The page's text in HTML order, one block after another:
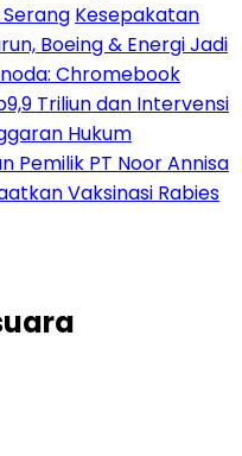
Kesepakatan
Boeing & Energi Jadi
Chromebook
Triliun dan Intervensi
Hukum
Pemilik PT Noor Annisa
Vaksinasi Rabies